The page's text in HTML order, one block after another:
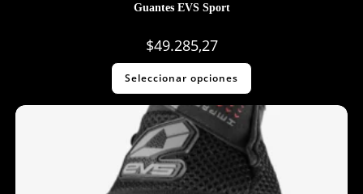
Guantes EVS Sport
$49.285,27
Seleccionar opciones